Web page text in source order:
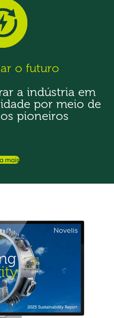
o futuro
a indústria em
por meio de
pioneiros
mais